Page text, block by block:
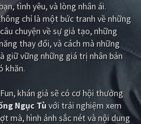
Gia đình
Lịch sử
Tiểu sử
Trung Quốc - Hồng Kông
tình yêu, và lòng nhân ái.
chỉ là một bức tranh về những
chuyện về sự giả tạo, những
thay đổi, và cách mà những
giữ vững những giá trị nhân bản
khăn.
, khán giả sẽ có cơ hội thưởng
Ngục Tùvới trải nghiệm xem
mà, hình ảnh sắc nét và nội dung